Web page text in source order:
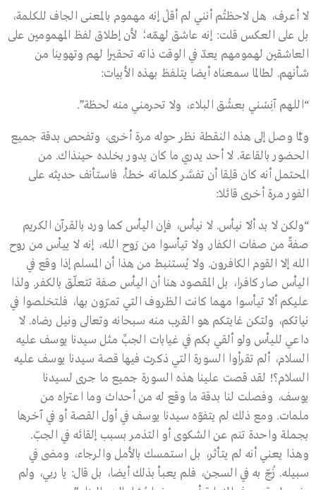
لا أعرف، هل لاحظتُم أنني لم أقلْ إنه مهموم بالمعنى الجاف للكلمة،
بل على العكس قلت: إنه عاشق لهمّه؛ لأن إطلاق لفظ المهمومين على
العاشقين لهمومهم يعدّ في الوقت ذاته تحقيرا لهم وتهوينا من
شأنهم. لطالما سمعناه أيضا يتلفظ بهذه الأبيات:
“اللهم آنِسْني بعشْق البلاء، ولا تحرمني منه لحظة”.
ولَمّا وصل إلى هذه النقطة نظر حوله مرة أخرى، وتفحص بدقة جميع
الحضور بالقاعة. لا أحد يدري ما كان يدور بخلده حينذاك. من
المحتمل أنه كان قلِقا أن تفسَّر كلماته خطأ، فاستأنف حديثه على
الفور مرة أخرى قائلا:
“ولكن لا بد ألاّ نيأس. لا نيأس، فإن اليأس كما ورد بالقرآن الكريم
صفةٌ من صفات الكفار. ولا تيأسوا من رَوح الله، إنه لا ييأس من روح
الله إلا القوم الكافرون. ولا يُستنبط من هذا أن المسلم إذا وقع في
اليأس صار كافرا، بل المقصود هنا أن اليأس صفة تتعلّق بالكفر. ولذا
عليكم ألا تيأسوا مهما كانت الظروف التي تمرّون بها، فلتخلصوا في
نياتكم، ولتكن غايتكم هو القرب منه سبحانه وتعالى ونيل رضاه. لا
داعي لليأس ولو ألقي بكم في غيابات الجبِّ مثل سيدنا يوسف عليه
السلام، ألم تقرأوا السورة التي ذكرت فيها قصة سيدنا يوسف عليه
السلام؟! لقد قصت علينا هذه السورة جميع ما جرى لسيدنا
يوسف، وفصلت لنا بدقة ما وقع له من أحداث وما اعتراه من
ملمات. ومع ذلك لم يتفوّه سيدنا يوسف في أول القصة أو في آخرها
بجملة واحدة تنم عن الشكوى أو التذمر بسبب إلقائه في الجبّ.
وهذا يعني أنه لم يتأثر، بل استمسك بالأمل والرجاء، ومضى في
سبيله. زُجّ به في السجن، فلم يعبأ بذلك أيضا، بل قال: يا ربي، ولم